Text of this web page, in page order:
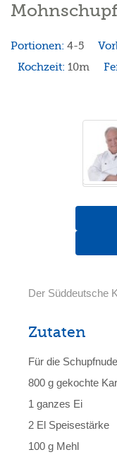
Portionen:4-5
Kochzeit:10m
Der Süddeutsche
Zutaten
Für die
800 g gekochte
1 ganzes Ei
2 El Speisestärke
100 g Mehl